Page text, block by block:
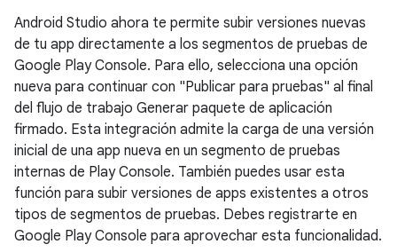
Android Studio ahora te permite subir versiones nuevas
de tu app directamente a los segmentos de pruebas de
Google Play Console. Para ello, selecciona una opción
nueva para continuar con "Publicar para pruebas" al final
del flujo de trabajo Generar paquete de aplicación
firmado. Esta integración admite la carga de una versión
inicial de una app nueva en un segmento de pruebas
internas de Play Console. También puedes usar esta
función para subir versiones de apps existentes a otros
tipos de segmentos de pruebas. Debes registrarte en
Google Play Console para aprovechar esta funcionalidad.